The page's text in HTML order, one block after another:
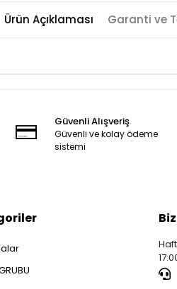
Ürün Açıklaması Garanti ve
Güvenli Alışveriş
Güvenli ve kolay ödeme
sistemi